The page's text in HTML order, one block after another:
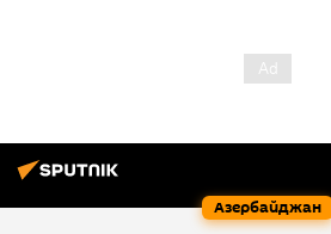
Азербайджан